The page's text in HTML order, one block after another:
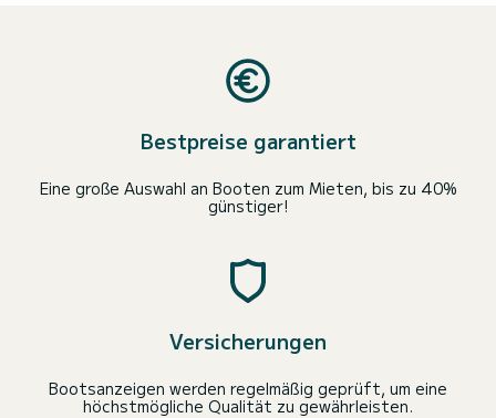
Bestpreise garantiert
Eine große Auswahl an Booten zum Mieten, bis zu 40%
günstiger!
Versicherungen
Bootsanzeigen werden regelmäßig geprüft, um eine
höchstmögliche Qualität zu gewährleisten.